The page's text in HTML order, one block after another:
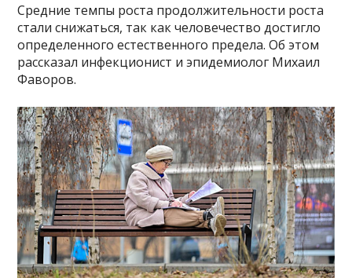
Средние темпы роста продолжительности роста
стали снижаться, так как человечество достигло
определенного естественного предела. Об этом
рассказал инфекционист и эпидемиолог Михаил
Фаворов.